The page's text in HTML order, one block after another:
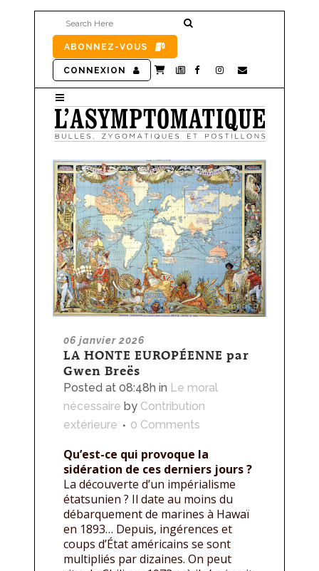
ABONNEZ-VOUS
CONNEXION
06 janvier 2026
LA HONTE EUROPÉENNE par
Gwen Breës
Posted at 08:48h in Le moral
nécessaire by Contribution
extérieure
0 Comments
Qu’est-ce qui provoque la
sidération de ces derniers jours ?
La découverte d’un impérialisme
étatsunien ? Il date au moins du
débarquement de marines à Hawaï
en 1893… Depuis, ingérences et
coups d’État américains se sont
multipliés par dizaines. On peut